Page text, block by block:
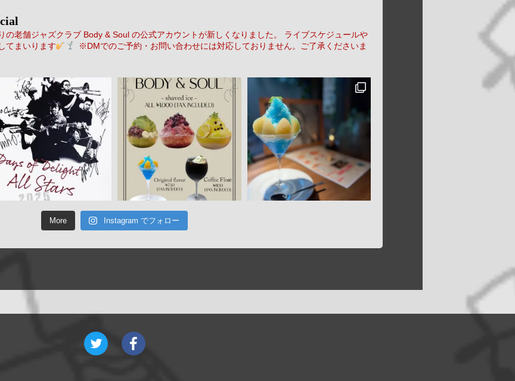
の老舗ジャズクラブ Body & Soul の公式アカウントが新しくなりました。
ライブスケジュールや
てまいります
※DMでのご予約・お問い合わせには対応しておりません。ご了承くださいま
More Instagram でフォロー